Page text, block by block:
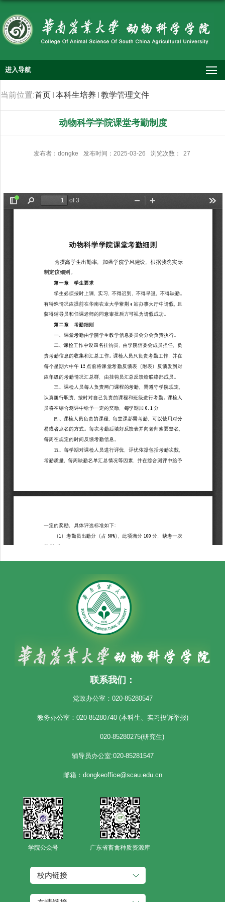
进入导航
当前位置:首页 本科生培养 教学管理文件
动物科学学院课堂考勤制度
发布者：dongke 发布时间：2025-03-26 浏览次数： 27
联系我们：
党政办公室：020-85280547
教务办公室：020-85280740 (本科生、实习投诉举报)
020-85280275(研究生)
辅导员办公室:020-85281547
邮箱：dongkeoffice@scau.edu.cn
学院公众号 广东省畜禽种质资源库
校内链接